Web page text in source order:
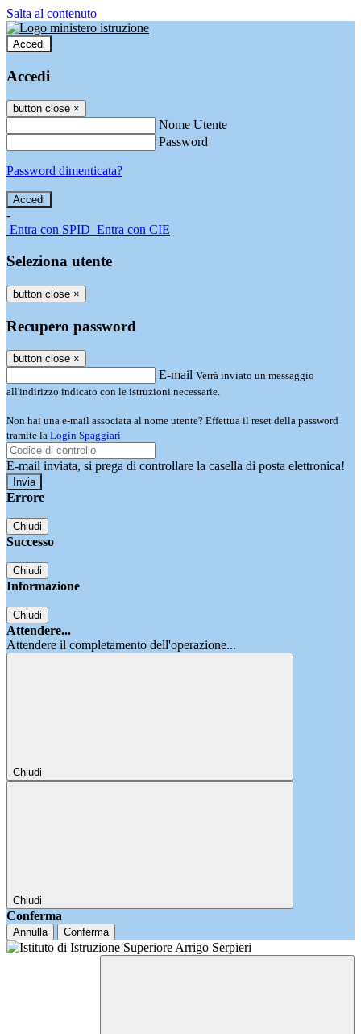
Salta al contenuto
Accedi
Accedi
button close ×
Nome Utente
Password
Password dimenticata?
-
Entra con SPID Entra con CIE
Seleziona utente
button close ×
Recupero password
button close ×
E-mail Verrà inviato un messaggio
all'indirizzo indicato con le istruzioni necessarie.
Non hai una e-mail associata al nome utente? Effettua il reset della password
tramite la Login Spaggiari
E-mail inviata, si prega di controllare la casella di posta elettronica!
Errore
Chiudi
Successo
Chiudi
Informazione
Chiudi
Attendere...
Attendere il completamento dell'operazione...
Chiudi
Chiudi
Conferma
Annulla Conferma